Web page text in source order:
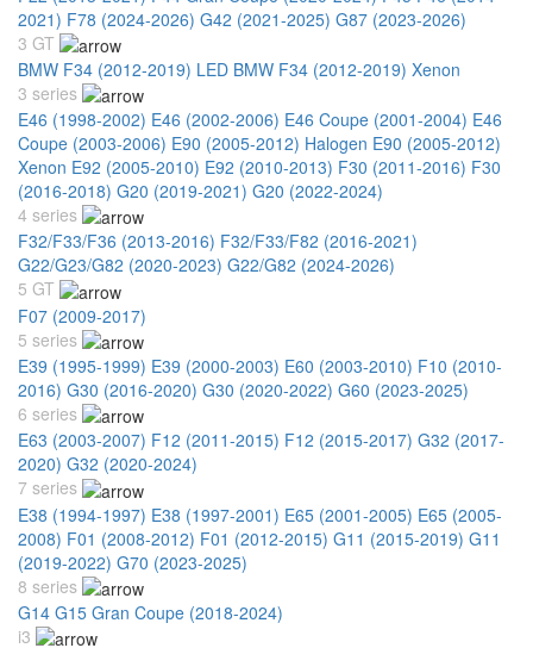
2021) F78 (2024-2026) G42 (2021-2025) G87 (2023-2026)
3 GT
BMW F34 (2012-2019) LED BMW F34 (2012-2019) Xenon
3 series
E46 (1998-2002) E46 (2002-2006) E46 Coupe (2001-2004) E46
Coupe (2003-2006) E90 (2005-2012) Halogen E90 (2005-2012)
Xenon E92 (2005-2010) E92 (2010-2013) F30 (2011-2016) F30
(2016-2018) G20 (2019-2021) G20 (2022-2024)
4 series
F32/F33/F36 (2013-2016) F32/F33/F82 (2016-2021)
G22/G23/G82 (2020-2023) G22/G82 (2024-2026)
5 GT
F07 (2009-2017)
5 series
E39 (1995-1999) E39 (2000-2003) E60 (2003-2010) F10 (2010-
2016) G30 (2016-2020) G30 (2020-2022) G60 (2023-2025)
6 series
E63 (2003-2007) F12 (2011-2015) F12 (2015-2017) G32 (2017-
2020) G32 (2020-2024)
7 series
E38 (1994-1997) E38 (1997-2001) E65 (2001-2005) E65 (2005-
2008) F01 (2008-2012) F01 (2012-2015) G11 (2015-2019) G11
(2019-2022) G70 (2023-2025)
8 series
G14 G15 Gran Coupe (2018-2024)
i3